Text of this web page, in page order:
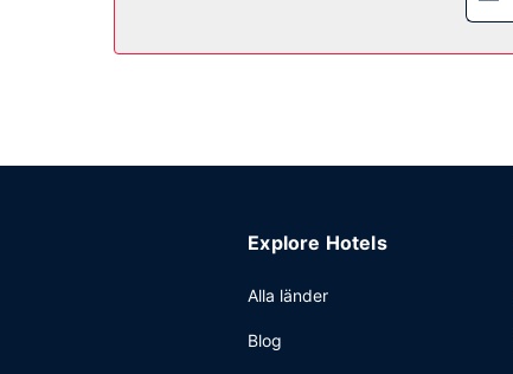
Gäster har tillgång till bland annat reception
Explore Hotels
Alla länder
Blog